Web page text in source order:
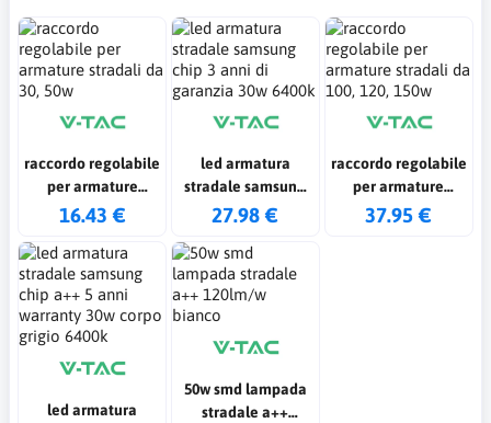
raccordo regolabile
per armature
stradali da 30, 50w
16.43 €
led armatura
stradale samsung
chip 3 anni di
27.98 €
raccordo regolabile
per armature
stradali da 100, 120,
37.95 €
led armatura
50w smd lampada
stradale a++